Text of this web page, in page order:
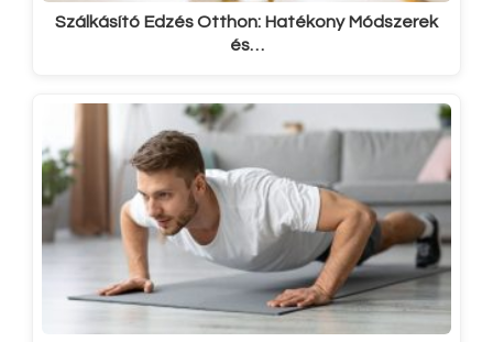
Szálkásító Edzés Otthon: Hatékony Módszerek
és…